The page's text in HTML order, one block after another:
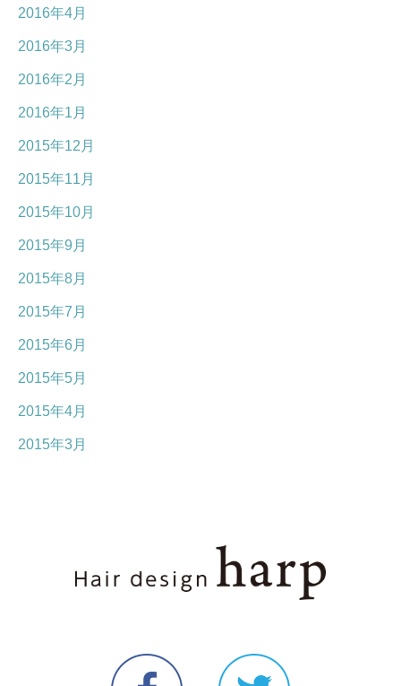
2016年4月
2016年3月
2016年2月
2016年1月
2015年12月
2015年11月
2015年10月
2015年9月
2015年8月
2015年7月
2015年6月
2015年5月
2015年4月
2015年3月